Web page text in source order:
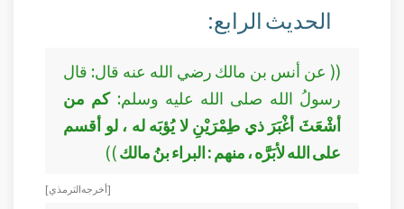
الحديث الرابع:
(( عن أنس بن مالك رضي الله عنه قال: قال
رسولُ الله صلى الله عليه وسلم:كم من
أشْعَثَ أغْبَرَ ذي طِمْرَيْنِ لا يُؤبَه له ، لو أقسم
على الله لأبَرَّه ، منهم : البراء بنُ مالك))
[ أخرجه الترمذي ]